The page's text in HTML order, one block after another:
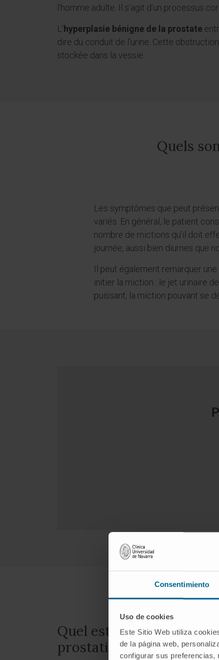
Consentimiento
Uso de cookies
Este Sitio Web utiliza
de la página web,
configurar sus preferencias,
l’homme adulte. Il s’agit d’un processus
L’ hyperplasie bénigne de la prostate
dire du conduit de l’urine. Cette
stockée dans la vessie.
Quels
Les symptômes que peut
variés. En général, le patient
nombre de mictions qu’il doit
journée, aussi bien diurnes que
Il peut également remarquer
initier la miction : le jet urinaire
puissant, la miction pouvant se
Quel est le pronostic du
prostatique ?